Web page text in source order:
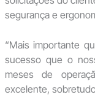
segurança e
“Mais importante
sucesso que o
meses de
excelente,